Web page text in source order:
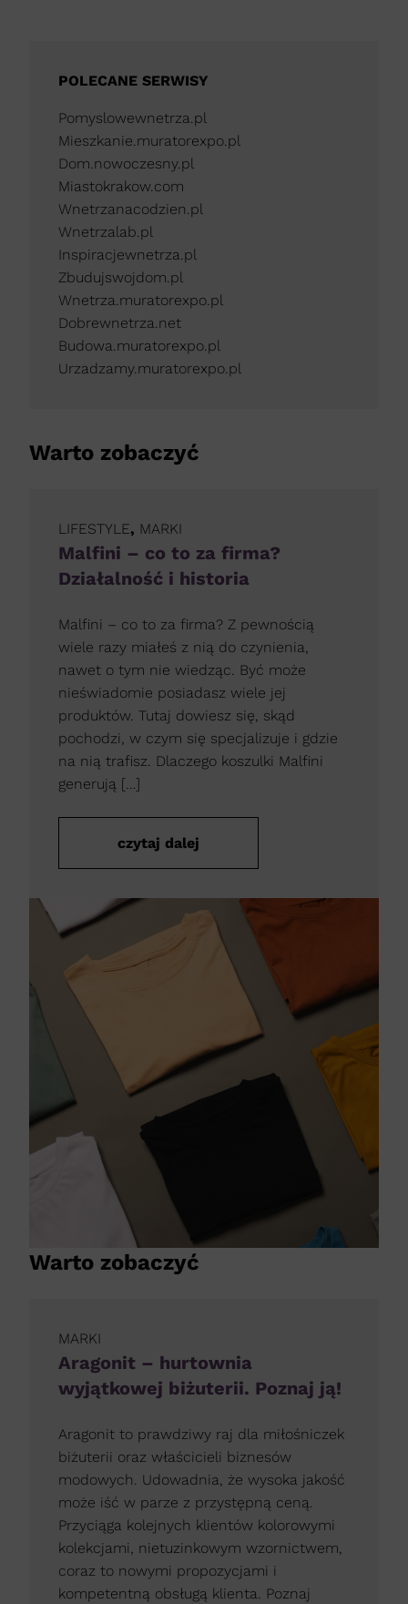
POLECANE SERWISY
Pomyslowewnetrza.pl
Mieszkanie.muratorexpo.pl
Dom.nowoczesny.pl
Miastokrakow.com
Wnetrzanacodzien.pl
Wnetrzalab.pl
Inspiracjewnetrza.pl
Zbudujswojdom.pl
Wnetrza.muratorexpo.pl
Dobrewnetrza.net
Budowa.muratorexpo.pl
Urzadzamy.muratorexpo.pl
Warto zobaczyć
LIFESTYLE, MARKI
Malfini – co to za firma?
Działalność i historia
Malfini – co to za firma? Z pewnością
wiele razy miałeś z nią do czynienia,
nawet o tym nie wiedząc. Być może
nieświadomie posiadasz wiele jej
produktów. Tutaj dowiesz się, skąd
pochodzi, w czym się specjalizuje i gdzie
na nią trafisz. Dlaczego koszulki Malfini
generują […]
czytaj dalej
Warto zobaczyć
MARKI
Aragonit – hurtownia
wyjątkowej biżuterii. Poznaj ją!
Aragonit to prawdziwy raj dla miłośniczek
biżuterii oraz właścicieli biznesów
modowych. Udowadnia, że wysoka jakość
może iść w parze z przystępną ceną.
Przyciąga kolejnych klientów kolorowymi
kolekcjami, nietuzinkowym wzornictwem,
coraz to nowymi propozycjami i
kompetentną obsługą klienta. Poznaj